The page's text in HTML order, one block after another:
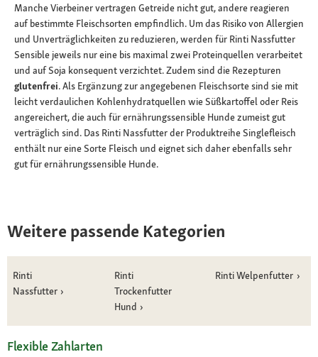
Manche Vierbeiner vertragen Getreide nicht gut, andere reagieren
auf bestimmte Fleischsorten empfindlich. Um das Risiko von Allergien
und Unverträglichkeiten zu reduzieren, werden für Rinti Nassfutter
Sensible jeweils nur eine bis maximal zwei Proteinquellen verarbeitet
und auf Soja konsequent verzichtet. Zudem sind die Rezepturen
glutenfrei. Als Ergänzung zur angegebenen Fleischsorte sind sie mit
leicht verdaulichen Kohlenhydratquellen wie Süßkartoffel oder Reis
angereichert, die auch für ernährungssensible Hunde zumeist gut
verträglich sind. Das Rinti Nassfutter der Produktreihe Singlefleisch
enthält nur eine Sorte Fleisch und eignet sich daher ebenfalls sehr
gut für ernährungssensible Hunde.
Weitere passende Kategorien
Rinti
Nassfutter
Rinti
Trockenfutter
Hund
Rinti Welpenfutter
Flexible Zahlarten